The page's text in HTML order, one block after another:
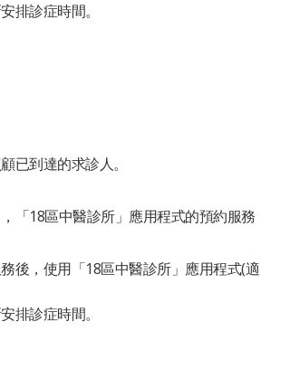
排診症時間。
已到達的求診人。
「18區中醫診所」應用程式的預約服務
後，使用「18區中醫診所」應用程式(適
排診症時間。